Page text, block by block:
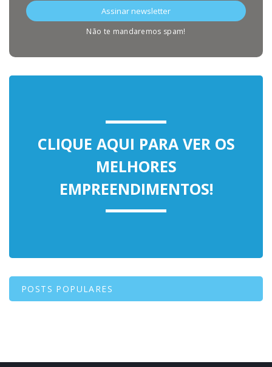
Não te mandaremos spam!
CLIQUE AQUI PARA VER OS
MELHORES
EMPREENDIMENTOS!
POSTS POPULARES